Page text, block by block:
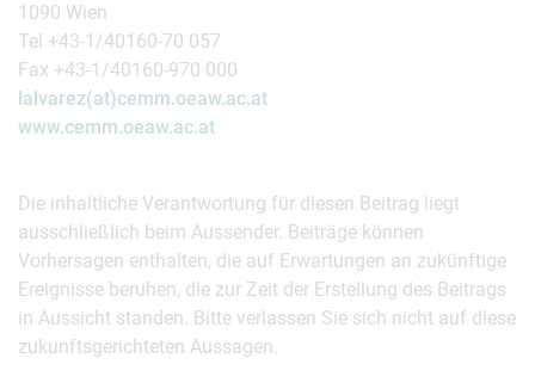
1090 Wien
Tel +43-1/40160-70 057
Fax +43-1/40160-970 000
lalvarez(at)cemm.oeaw.ac.at
www.cemm.oeaw.ac.at
Die inhaltliche Verantwortung für diesen Beitrag liegt
ausschließlich beim Aussender. Beiträge können
Vorhersagen enthalten, die auf Erwartungen an zukünftige
Ereignisse beruhen, die zur Zeit der Erstellung des Beitrags
in Aussicht standen. Bitte verlassen Sie sich nicht auf diese
zukunftsgerichteten Aussagen.